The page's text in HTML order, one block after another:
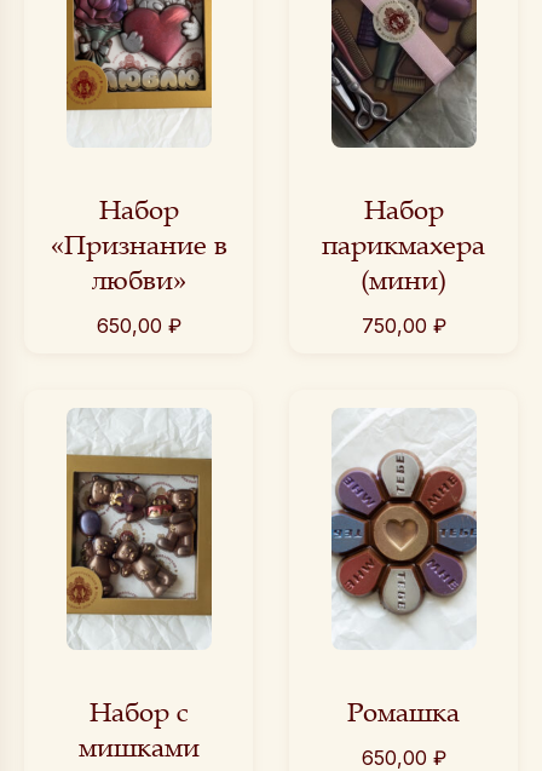
Набор
«Признание в
любви»
650,00 ₽
Набор
парикмахера
(мини)
750,00 ₽
Набор с
мишками
Ромашка
650,00 ₽